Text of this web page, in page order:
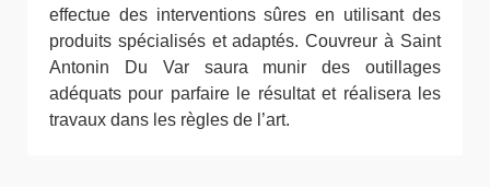
effectue des interventions sûres en utilisant des
produits spécialisés et adaptés. Couvreur à Saint
Antonin Du Var saura munir des outillages
adéquats pour parfaire le résultat et réalisera les
travaux dans les règles de l’art.